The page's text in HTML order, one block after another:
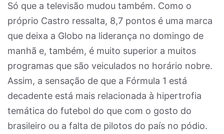
Só que a televisão mudou também. Como o
próprio Castro ressalta, 8,7 pontos é uma marca
que deixa a Globo na liderança no domingo de
manhã e, também, é muito superior a muitos
programas que são veiculados no horário nobre.
Assim, a sensação de que a Fórmula 1 está
decadente está mais relacionada à hipertrofia
temática do futebol do que com o gosto do
brasileiro ou a falta de pilotos do país no pódio.